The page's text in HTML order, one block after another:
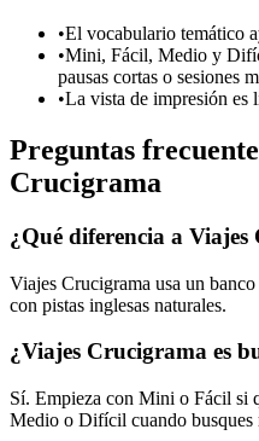
•El vocabulario temático
•Mini, Fácil, Medio y
pausas cortas o sesiones
•La vista de impresión es
Preguntas
Crucigrama
¿Qué diferencia a
Viajes Crucigrama usa un
con pistas inglesas naturales.
¿Viajes Crucigrama es
Sí. Empieza con Mini o Fácil si
Medio o Difícil cuando busques